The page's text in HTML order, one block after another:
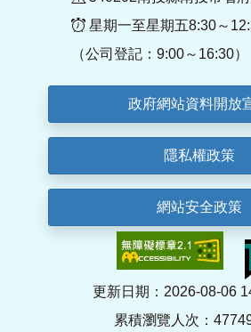
星期一至星期五8:30～
（公司登記：9:00～16:30
政府網站資料開放
隱私權政策
網站安全政策
更新日期：2026-08-06
累積瀏覽人次：